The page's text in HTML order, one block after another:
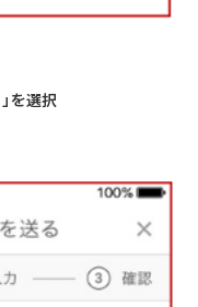
を選択